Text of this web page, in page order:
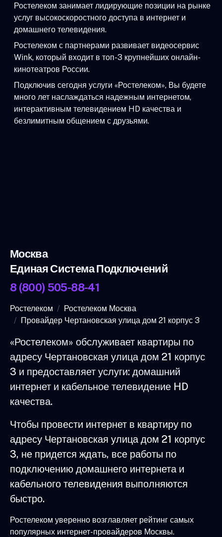
Ростелеком занимает лидирующие позиции на рынке
услуг высокоскоростного доступа в интернет и
домашнего телевидения.
Ростелеком с партнерами развивает видеосервис
Wink, который входит в топ-3 крупнейших онлайн-
кинотеатров России.
Подключив сегодня услуги «Ростелеком», Вы будете
много лет наслаждаться надежным интернетом,
интерактивным телевидением HD качества и
безлимитным общением с друзьями.
Москва
Единая Система Подключений
8 (800) 505-88-41
Ростелеком
Ростелеком Москва
Провайдер Чертановская улица дом 21 корпус 3
«Ростелеком» обслуживает квартиры по
адресу Чертановская улица дом 21 корпус
3 и предоставляет услуги: домашний
интернет и кабельное телевидение HD
качества.
Чтобы провести интернет в квартиру по
адресу Чертановская улица дом 21 корпус
3, не придется ждать, все работы по
подключению домашнего интернета и
кабельного телевидения выполняются
быстро.
Ростелеком уверенно возглавляет рейтинг самых
популярных интернет-провайдеров Москвы.